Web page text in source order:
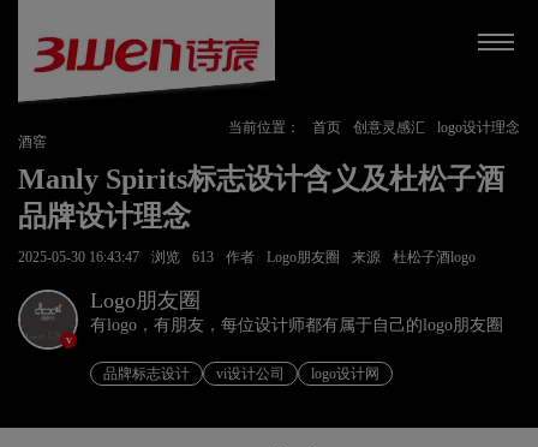
当前位置： 首页 创意灵感汇
logo设计理念
酒窖
Manly Spirits标志设计含义及杜松子酒
品牌设计理念
2025-05-30 16:43:47 浏览 613 作者 Logo朋友圈 来源 杜松子酒logo
v
Logo朋友圈
有logo，有朋友，每位设计师都有属于自己的logo朋友圈
品牌标志设计 vi设计公司 logo设计网